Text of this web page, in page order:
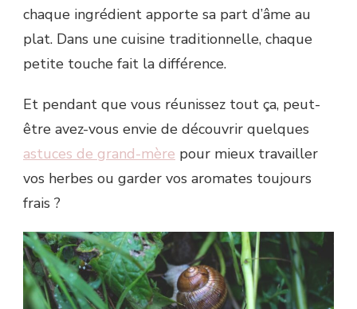
chaque ingrédient apporte sa part d’âme au
plat. Dans une cuisine traditionnelle, chaque
petite touche fait la différence.
Et pendant que vous réunissez tout ça, peut-
être avez-vous envie de découvrir quelques
astuces de grand-mère pour mieux travailler
vos herbes ou garder vos aromates toujours
frais ?